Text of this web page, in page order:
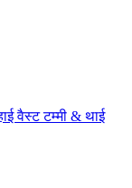
वैस्ट टम्मी & थाई